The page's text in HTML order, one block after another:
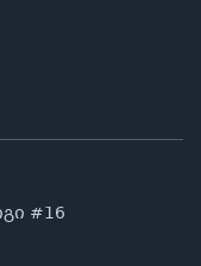
#16